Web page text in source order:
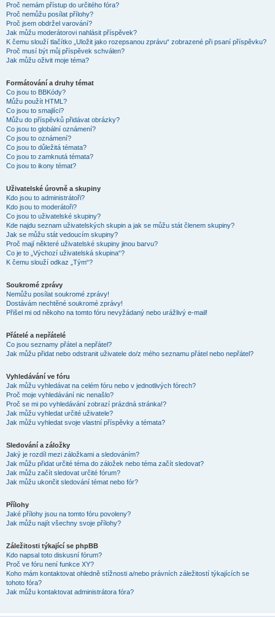
Proč nemám přístup do určitého fóra?
Proč nemůžu posílat přílohy?
Proč jsem obdržel varování?
Jak můžu moderátorovi nahlásit příspěvek?
K čemu slouží tlačítko „Uložit jako rozepsanou zprávu“ zobrazené při psaní příspěvku?
Proč musí být můj příspěvek schválen?
Jak můžu oživit moje téma?
Formátování a druhy témat
Co jsou to BBKódy?
Můžu použít HTML?
Co jsou to smajlíci?
Můžu do příspěvků přidávat obrázky?
Co jsou to globální oznámení?
Co jsou to oznámení?
Co jsou to důležitá témata?
Co jsou to zamknutá témata?
Co jsou to ikony témat?
Uživatelské úrovně a skupiny
Kdo jsou to administrátoři?
Kdo jsou to moderátoři?
Co jsou to uživatelské skupiny?
Kde najdu seznam uživatelských skupin a jak se můžu stát členem skupiny?
Jak se můžu stát vedoucím skupiny?
Proč mají některé uživatelské skupiny jinou barvu?
Co je to „Výchozí uživatelská skupina“?
K čemu slouží odkaz „Tým“?
Soukromé zprávy
Nemůžu posílat soukromé zprávy!
Dostávám nechtěné soukromé zprávy!
Přišel mi od někoho na tomto fóru nevyžádaný nebo urážlivý e-mail!
Přátelé a nepřátelé
Co jsou seznamy přátel a nepřátel?
Jak můžu přidat nebo odstranit uživatele do/z mého seznamu přátel nebo nepřátel?
Vyhledávání ve fóru
Jak můžu vyhledávat na celém fóru nebo v jednotlivých fórech?
Proč moje vyhledávání nic nenašlo?
Proč se mi po vyhledávání zobrazí prázdná stránka!?
Jak můžu vyhledat určité uživatele?
Jak můžu vyhledat svoje vlastní příspěvky a témata?
Sledování a záložky
Jaký je rozdíl mezi záložkami a sledováním?
Jak můžu přidat určité téma do záložek nebo téma začít sledovat?
Jak můžu začít sledovat určité fórum?
Jak můžu ukončit sledování témat nebo fór?
Přílohy
Jaké přílohy jsou na tomto fóru povoleny?
Jak můžu najít všechny svoje přílohy?
Záležitosti týkající se phpBB
Kdo napsal toto diskusní fórum?
Proč ve fóru není funkce XY?
Koho mám kontaktovat ohledně stížnosti a/nebo právních záležitostí týkajících se
tohoto fóra?
Jak můžu kontaktovat administrátora fóra?